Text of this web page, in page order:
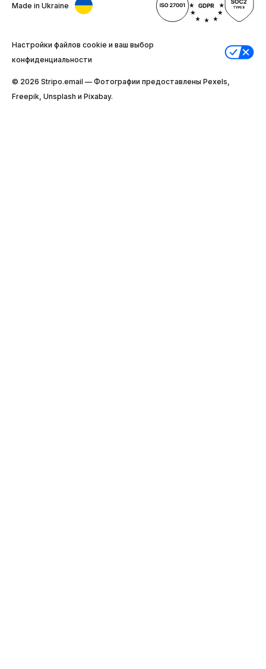
Made in Ukraine
Настройки файлов cookie и ваш выбор
конфиденциальности
© 2026 Stripо.email — Фотографии предоставлены Pexels,
Freepik, Unsplash и Pixabay.